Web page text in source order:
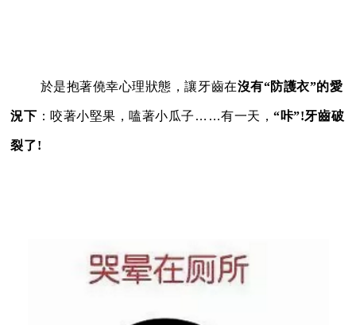
於是抱著僥幸心理狀態，讓牙齒在沒有“防護衣”的愛
況下 ：咬著小堅果，嗑著小瓜子……有一天，“咔”!牙齒破
裂了!